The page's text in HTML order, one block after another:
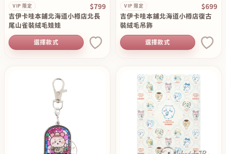
VIP 限定 $799
吉伊卡哇本鋪北海道小樽店北長
尾山雀裝絨毛娃娃
選擇款式
VIP 限定 $699
吉伊卡哇本鋪北海道小樽店復古
裝絨毛吊飾
選擇款式